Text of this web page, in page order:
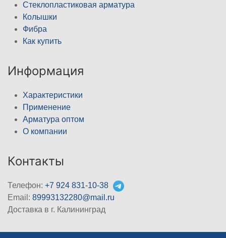
Стеклопластиковая арматура
Колышки
Фибра
Как купить
Информация
Характеристики
Применение
Арматура оптом
О компании
Контакты
Телефон: +7 924 831-10-38
Email: 89993132280@mail.ru
Доставка в г. Калининград